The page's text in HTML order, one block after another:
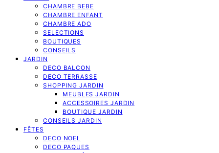
CHAMBRE BEBE
CHAMBRE ENFANT
CHAMBRE ADO
SELECTIONS
BOUTIQUES
CONSEILS
JARDIN
DECO BALCON
DECO TERRASSE
SHOPPING JARDIN
MEUBLES JARDIN
ACCESSOIRES JARDIN
BOUTIQUE JARDIN
CONSEILS JARDIN
FÊTES
DECO NOEL
DECO PAQUES